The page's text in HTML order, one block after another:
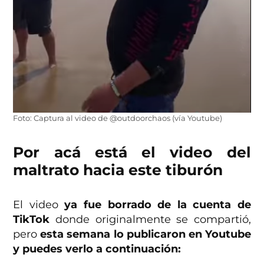
Foto: Captura al video de @outdoorchaos (vía Youtube)
Por acá está el video del
maltrato hacia este tiburón
El videoya fue borrado de la cuenta de
TikTok donde originalmente se compartió,
peroesta semana lo publicaron en Youtube
y puedes verlo a continuación: